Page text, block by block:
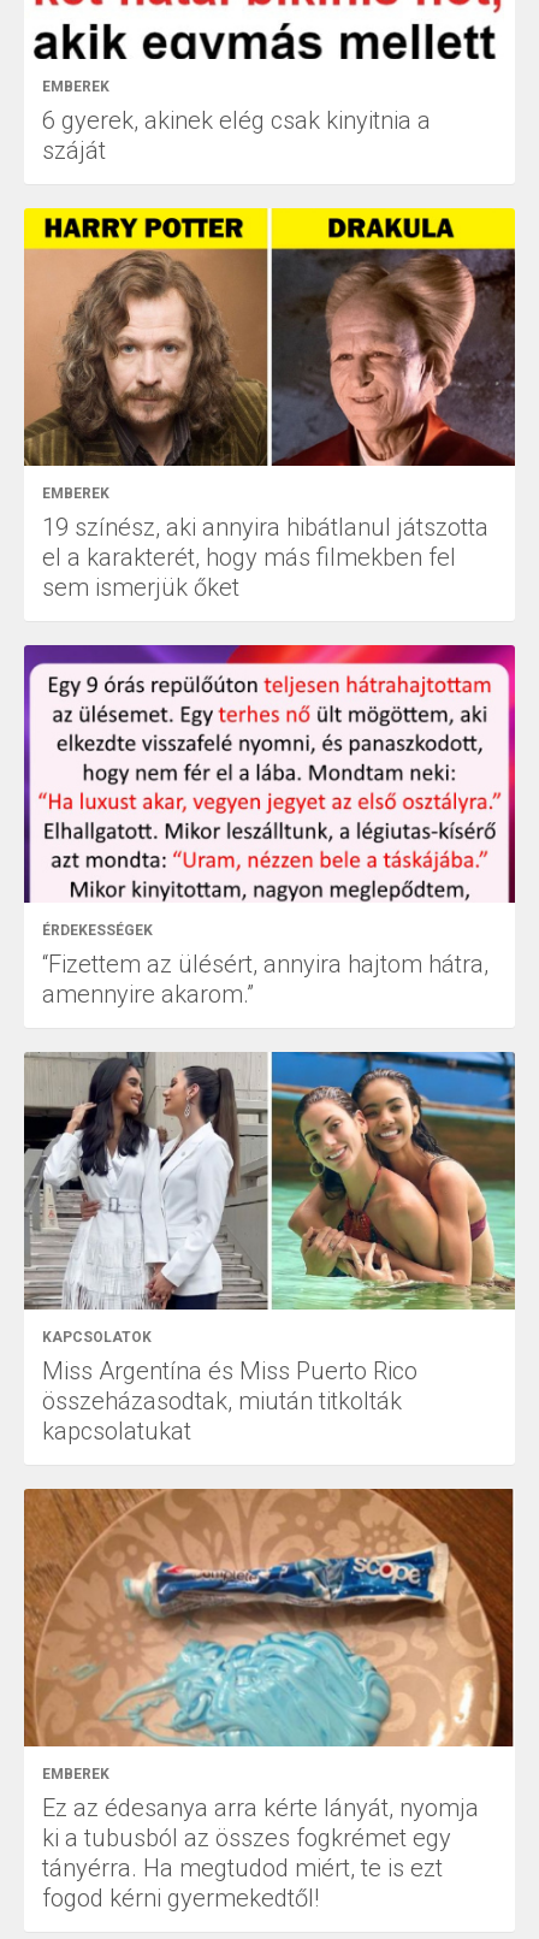
EMBEREK
6 gyerek, akinek elég csak kinyitnia a
száját
EMBEREK
19 színész, aki annyira hibátlanul játszotta
el a karakterét, hogy más filmekben fel
sem ismerjük őket
ÉRDEKESSÉGEK
“Fizettem az ülésért, annyira hajtom hátra,
amennyire akarom.”
KAPCSOLATOK
Miss Argentína és Miss Puerto Rico
összeházasodtak, miután titkolták
kapcsolatukat
EMBEREK
Ez az édesanya arra kérte lányát, nyomja
ki a tubusból az összes fogkrémet egy
tányérra. Ha megtudod miért, te is ezt
fogod kérni gyermekedtől!